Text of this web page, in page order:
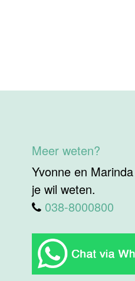
Meer weten?
Yvonne en
je wil weten.
038-8000800